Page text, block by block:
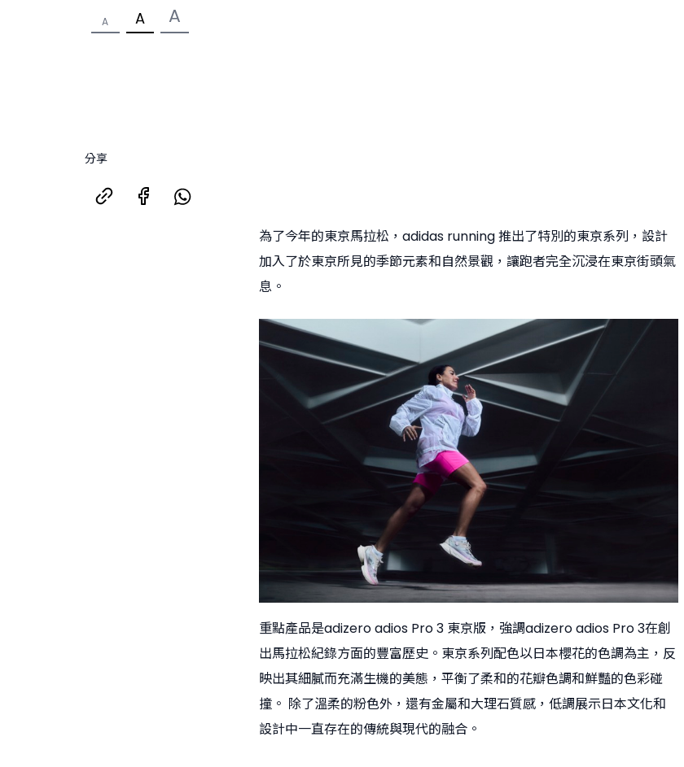
A A A
分享
為了今年的東京馬拉松，adidas running 推出了特別的東京系列，設計
加入了於東京所見的季節元素和自然景觀，讓跑者完全沉浸在東京街頭氣
息。
重點產品是adizero adios Pro 3 東京版，強調adizero adios Pro 3在創
出馬拉松紀錄方面的豐富歷史。東京系列配色以日本櫻花的色調為主，反
映出其細膩而充滿生機的美態，平衡了柔和的花瓣色調和鮮豔的色彩碰
撞。 除了溫柔的粉色外，還有金屬和大理石質感，低調展示日本文化和
設計中一直存在的傳統與現代的融合。